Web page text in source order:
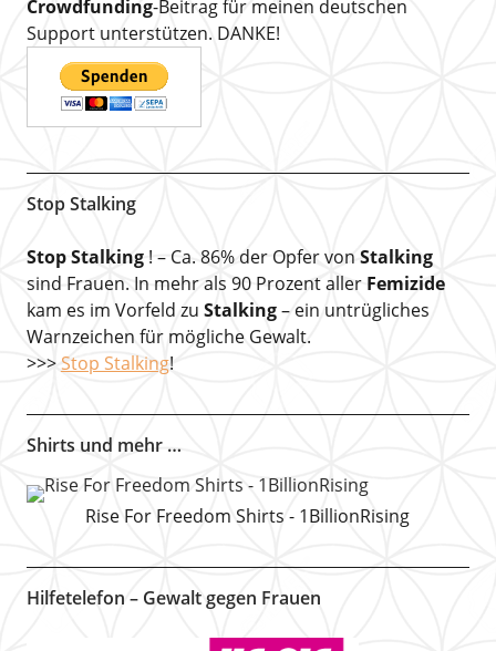
Crowdfunding-Beitrag für meinen deutschen
Support unterstützen. DANKE!
Stop Stalking
Stop Stalking! – Ca. 86% der Opfer von Stalking
sind Frauen. In mehr als 90 Prozent aller Femizide
kam es im Vorfeld zu Stalking– ein untrügliches
Warnzeichen für mögliche Gewalt.
>>>Stop Stalking!
Shirts und mehr …
Rise For Freedom Shirts - 1BillionRising
Hilfetelefon – Gewalt gegen Frauen